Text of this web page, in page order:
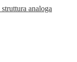
analoga